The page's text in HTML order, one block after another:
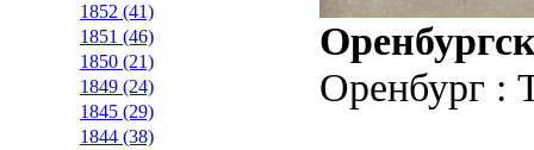
1852 (41)
1851 (46)
1850 (21)
1849 (24)
1845 (29)
1844 (38)
Оренбург :